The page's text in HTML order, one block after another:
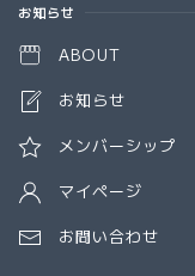
お知らせ
ABOUT
お知らせ
メンバーシップ
マイページ
お問い合わせ